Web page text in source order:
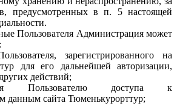
предусмотренных в п. 5 настоящей
Пользователя Администрация может
зарегистрированного на
для его дальнейшей авторизации,
действий;
Пользователю доступа к
данным сайта Тюменькурорттур;